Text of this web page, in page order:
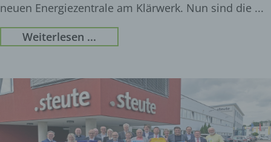
neuen Energiezentrale am Klärwerk. Nun sind die
Weiterlesen ...